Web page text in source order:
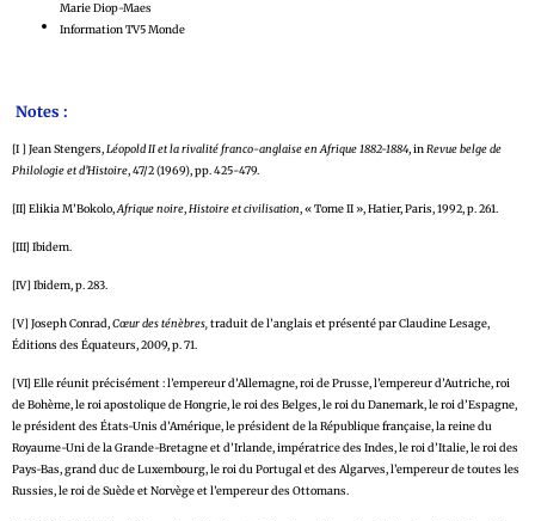
Marie Diop-Maes
Information TV5 Monde
Notes :
[I ] Jean Stengers,Léopold II et la rivalité franco-anglaise en Afrique 1882-1884, inRevue belge de
Philologie et d’Histoire, 47/2 (1969), pp. 425-479.
[II] Elikia M’Bokolo,Afrique noire,Histoire et civilisation, « Tome II », Hatier, Paris, 1992, p. 261.
[III] Ibidem.
[IV] Ibidem, p. 283.
[V] Joseph Conrad,Cœur des ténèbres,traduit de l’anglais et présenté par Claudine Lesage,
Éditions des Équateurs, 2009, p. 71.
[VI] Elle réunit précisément : l’empereur d’Allemagne, roi de Prusse, l’empereur d’Autriche, roi
de Bohème, le roi apostolique de Hongrie, le roi des Belges, le roi du Danemark, le roi d’Espagne,
le président des États-Unis d’Amérique, le président de la République française, la reine du
Royaume-Uni de la Grande-Bretagne et d’Irlande, impératrice des Indes, le roi d’Italie, le roi des
Pays-Bas, grand duc de Luxembourg, le roi du Portugal et des Algarves, l’empereur de toutes les
Russies, le roi de Suède et Norvège et l’empereur des Ottomans.